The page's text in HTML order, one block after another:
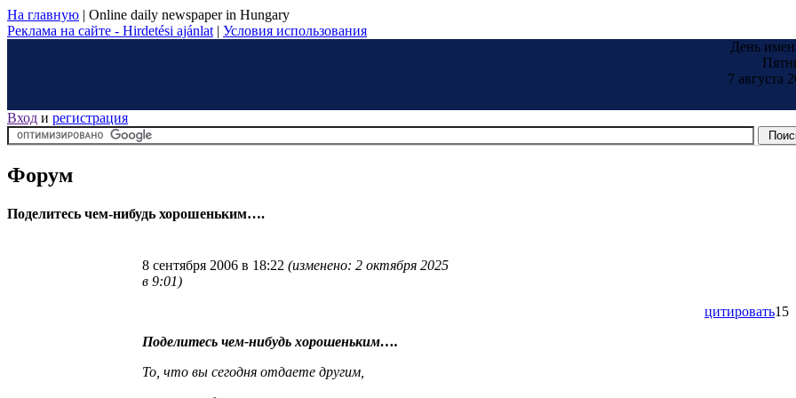
На главную | Online daily newspaper in Hungary
Реклама на сайте - Hirdetési ajánlat | Условия использования
День
7 августа
Вход и регистрация
Форум
Поделитесь чем-нибудь хорошеньким….
8 сентября 2006 в 18:22 (изменено: 2 октября 2025
в 9:01)
цитировать15
Поделитесь чем-нибудь хорошеньким….
То, что вы сегодня отдаете другим,